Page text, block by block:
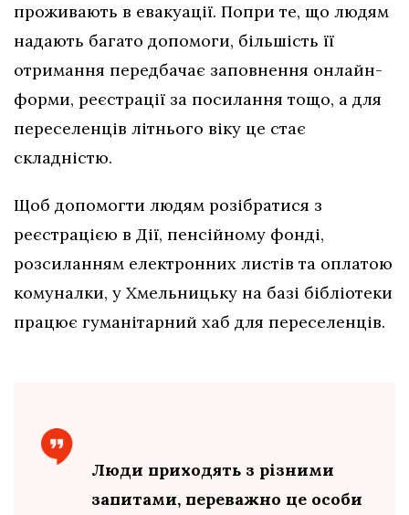
проживають в евакуації. Попри те, що людям
надають багато допомоги, більшість її
отримання передбачає заповнення онлайн-
форми, реєстрації за посилання тощо, а для
переселенців літнього віку це стає
складністю.
Щоб допомогти людям розібратися з
реєстрацією в Дії, пенсійному фонді,
розсиланням електронних листів та оплатою
комуналки, у Хмельницьку на базі бібліотеки
працює гуманітарний хаб для переселенців.
Люди приходять з різними
запитами, переважно це особи